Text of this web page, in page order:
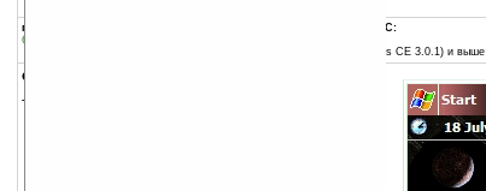
программа:
бесплатная
совместима с Pocket PC:
Pocket PC 2002 (Windows CE 3.0.1) и выше
описание:
Тема для экрана Today.